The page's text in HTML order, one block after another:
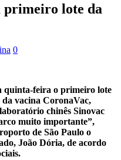
primeiro lote da
0
quinta-feira o primeiro lote
da vacina CoronaVac,
chinês Sinovac
muito importante”,
de São Paulo o
João Dória, de acordo